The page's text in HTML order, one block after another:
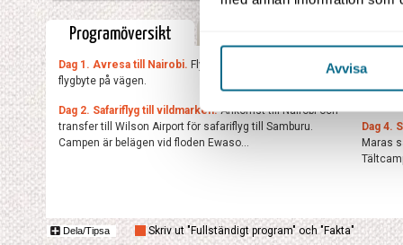
Avvisa
Programöversikt
Dag 1. Avresa till Nairobi. Flyg från Skandinavien med
flygbyte på vägen.
Dag 2. Safariflyg till vildmarken.Ankomst till Nairobi och
transfer till Wilson Airport för safariflyg till Samburu.
Campen är belägen vid floden Ewaso...
Dag 3.
Dag 4.
Maras
Dela/Tipsa Skriv ut "Fullständigt program" och "Fakta"